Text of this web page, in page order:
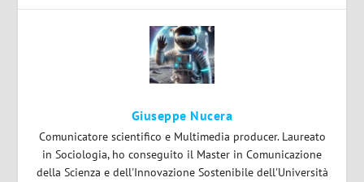
Giuseppe Nucera
Comunicatore scientifico e Multimedia producer. Laureato
in Sociologia, ho conseguito il Master in Comunicazione
della Scienza e dell'Innovazione Sostenibile dell'Università